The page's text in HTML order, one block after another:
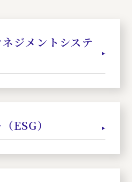
ジメントシステ
ESG）